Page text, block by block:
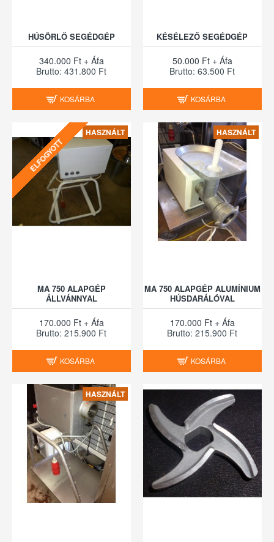
HÚSÖRLŐ SEGÉDGÉP
340.000 Ft + Áfa
Brutto: 431.800 Ft
KOSÁRBA
KÉSÉLEZŐ SEGÉDGÉP
50.000 Ft + Áfa
Brutto: 63.500 Ft
KOSÁRBA
HASZNÁLT
ELFOGYOTT
MA 750 ALAPGÉP
ÁLLVÁNNYAL
170.000 Ft + Áfa
Brutto: 215.900 Ft
KOSÁRBA
HASZNÁLT
MA 750 ALAPGÉP ALUMÍNIUM
HÚSDARÁLÓVAL
170.000 Ft + Áfa
Brutto: 215.900 Ft
KOSÁRBA
HASZNÁLT